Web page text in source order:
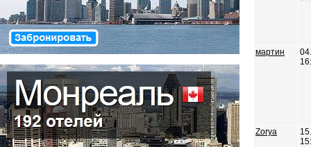
мартин
Zorya